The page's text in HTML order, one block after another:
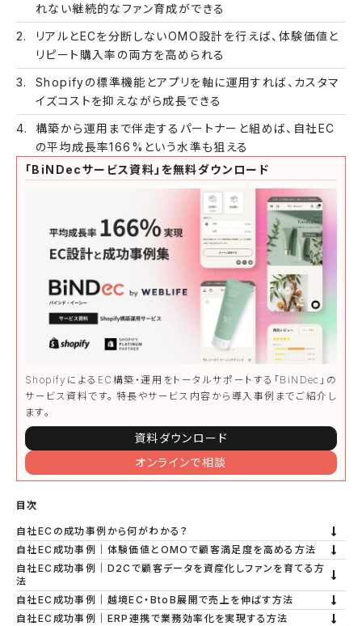
れない継続的なファン育成ができる
リアルとECを分断しないOMO設計を行えば、体験価値と
リピート購入率の両方を高められる
Shopifyの標準機能とアプリを軸に運用すれば、カスタマ
イズコストを抑えながら成長できる
構築から運用まで伴走するパートナーと組めば、自社EC
の平均成長率166%という水準も狙える
「BiNDecサービス資料」を無料ダウンロード
ShopifyによるEC構築・運用をトータルサポートする「BiNDec」の
サービス資料です。⁨⁩特長やサービス内容から導入事例までご紹介し
ます。
資料ダウンロード
オンラインで相談
目次
自社ECの成功事例から何がわかる？
自社EC成功事例｜体験価値とOMOで顧客満足度を高める方法
自社EC成功事例｜D2Cで顧客データを資産化しファンを育てる方
法
自社EC成功事例｜越境EC・BtoB展開で売上を伸ばす方法
自社EC成功事例｜ERP連携で業務効率化を実現する方法